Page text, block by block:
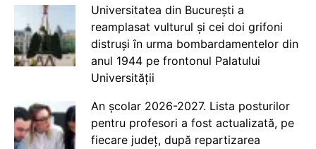
Universitatea din București a
reamplasat vulturul și cei doi grifoni
distruși în urma bombardamentelor din
anul 1944 pe frontonul Palatului
Universității
An școlar 2026-2027. Lista posturilor
pentru profesori a fost actualizată, pe
fiecare județ, după repartizarea